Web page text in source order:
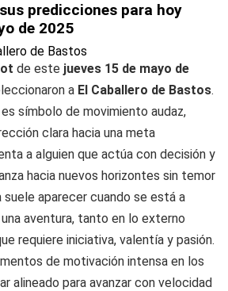
predicciones para hoy
de 2025
de Bastos
de este jueves 15 de mayo de
a El Caballero de Bastos.
es símbolo de movimiento audaz,
clara hacia una meta
a alguien que actúa con decisión y
hacia nuevos horizontes sin temor
aparecer cuando se está a
aventura, tanto en lo externo
requiere iniciativa, valentía y pasión.
de motivación intensa en los
alineado para avanzar con velocidad